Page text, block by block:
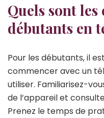
Quels sont
débutants en
Pour les débutants, il
commencer avec un
utiliser. Familiarisez-
de l’appareil et
Prenez le temps de